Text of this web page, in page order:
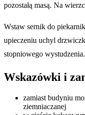
pozostałą masą. Na
Wstaw sernik do
upieczeniu uchyl
stopniowego wystudzenia.
Wskazówki i
zamiast budyniu
ziemniaczanej